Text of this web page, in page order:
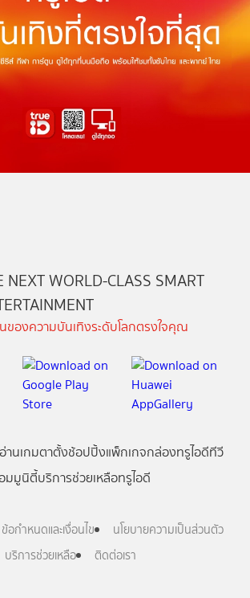
NEXT WORLD-CLASS SMART
ของความบันเทิงระดับโลกตรงใจคุณ
านเกมตาตั้งช้อปปิ้งแพ็กเกจกล่องทรูไอดีทีวี
มมูนิตี้บริการช่วยเหลือทรูไอดี
ข้อกำหนดและเงื่อนไข
นโยบายความเป็นส่วนตัว
บริการช่วยเหลือ
ติดต่อเรา